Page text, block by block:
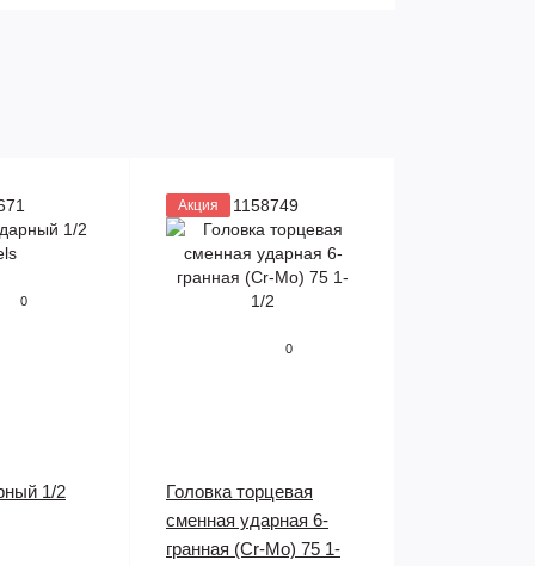
0
1/2
Артикул 1158749
Акция
0
Головка торцевая
сменная ударная 6-
гранная (Cr-Mo) 75 1-